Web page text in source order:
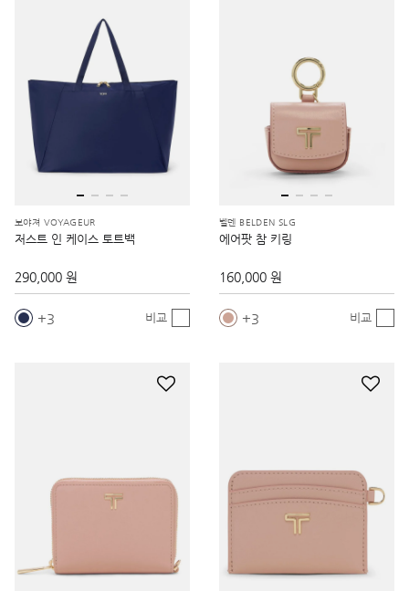
보야져 VOYAGEUR
저스트 인 케이스 토트백
290,000 원
3 비교
벨덴 BELDEN SLG
에어팟 참 키링
160,000 원
3 비교